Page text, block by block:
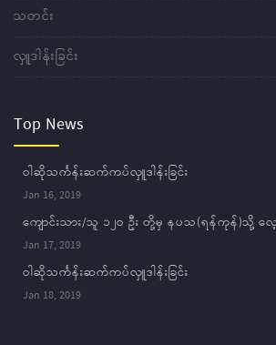
သတင်း
လှူဒါန်းခြင်း
Top News
ဝါဆိုသင်္ကန်းဆက်ကပ်လှူဒါန်းခြင်း
Jan 16, 2019
ကျောင်းသား/သူ ၁၂ဝ ဦး တို့မှ နပသ(ရန်ကုန်)သို့ လေ့
Jan 17, 2019
ဝါဆိုသင်္ကန်းဆက်ကပ်လှူဒါန်းခြင်း
Jan 18, 2019